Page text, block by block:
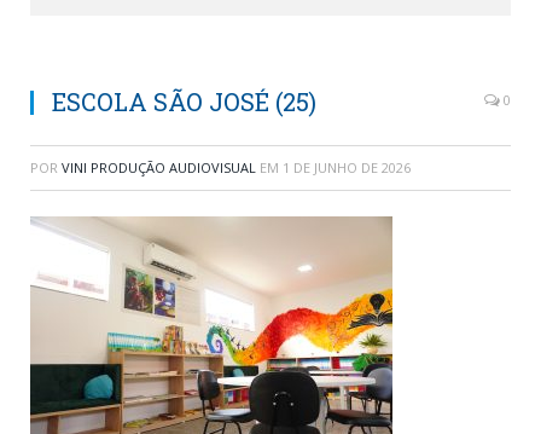
ESCOLA SÃO JOSÉ (25) 0
POR VINI PRODUÇÃO AUDIOVISUAL EM 1 DE JUNHO DE 2026